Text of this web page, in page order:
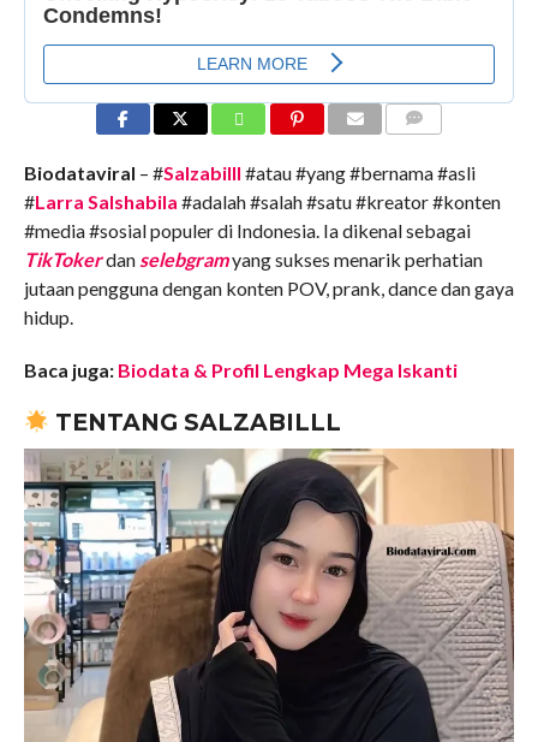
Biodataviral – #Salzabilll #atau #yang #bernama #asli
#Larra Salshabila #adalah #salah #satu #kreator #konten
#media #sosial populer di Indonesia. Ia dikenal sebagai
TikTokerdan selebgramyang sukses menarik perhatian
jutaan pengguna dengan konten POV, prank, dance dan gaya
hidup.
Baca juga: Biodata & Profil Lengkap Mega Iskanti
TENTANG SALZABILLL